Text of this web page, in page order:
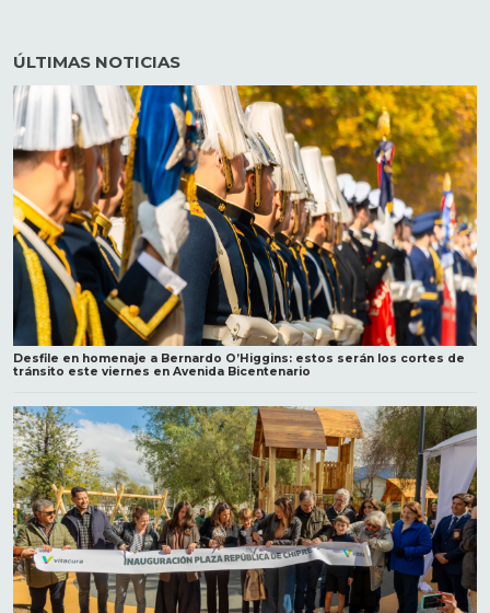
ÚLTIMAS NOTICIAS
Desfile en homenaje a Bernardo O’Higgins: estos serán los cortes de
tránsito este viernes en Avenida Bicentenario